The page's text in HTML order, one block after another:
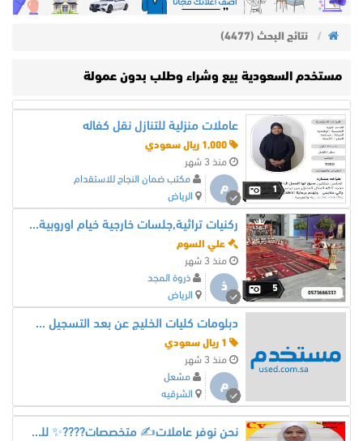
نتائج البحث (4477)
مستخدم السعودية بيع وشراء وطلب بدون عمولة
1
عاملات منزلية للتنازل نقل كفاله
منذ 3 شهر
م
مكتب ضمان النجاح للاستقدام
الرياض
5
ركنيات تراثية,جلسات خارجية خيام اوروبية, تأجير طاولات وكراسي, طاولات للايجار
علي السوم
منذ 3 شهر
ذ
ذروة المجد
الرياض
دبلومات كليات الخليج عن بعد التسجيل مجاني يوجد كود خصم
منذ 3 شهر
م
مشعل
الشرقيه
نحن نوفر عاملات✍️ متخصصات????✨ للتعامل مع الاطفال???????? و كبار السن???????? و المرضى ???? والعاملات المنزلية الخاصة بالنظافة والطهي????